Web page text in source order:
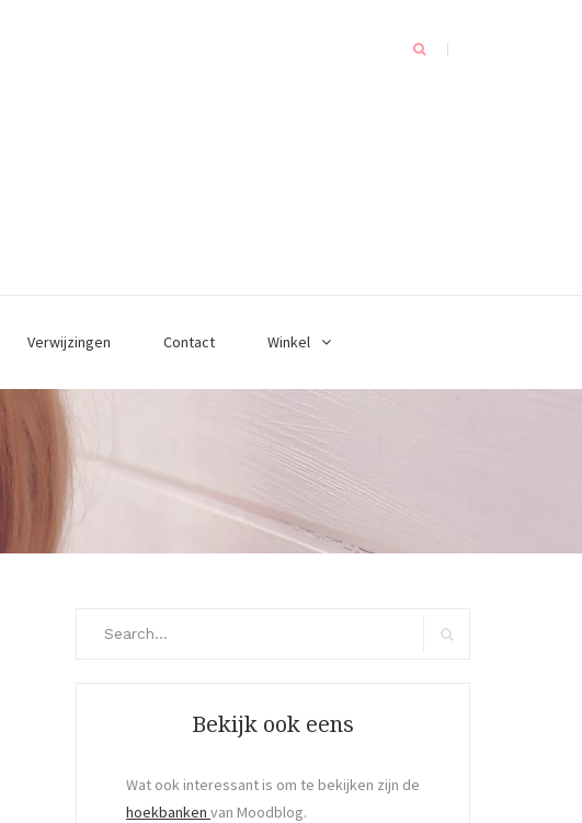
Verwijzingen Contact Winkel
Bekijk ook eens
Wat ook interessant is om te bekijken zijn de
hoekbanken van Moodblog.